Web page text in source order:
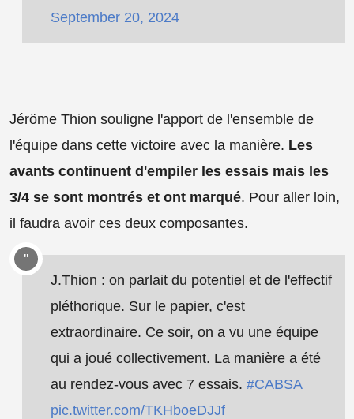
September 20, 2024
Jéröme Thion souligne l'apport de l'ensemble de
l'équipe dans cette victoire avec la manière. Les
avants continuent d'empiler les essais mais les
3/4 se sont montrés et ont marqué. Pour aller loin,
il faudra avoir ces deux composantes.
J.Thion : on parlait du potentiel et de l'effectif
pléthorique. Sur le papier, c'est
extraordinaire. Ce soir, on a vu une équipe
qui a joué collectivement. La manière a été
au rendez-vous avec 7 essais. #CABSA
pic.twitter.com/TKHboeDJJf